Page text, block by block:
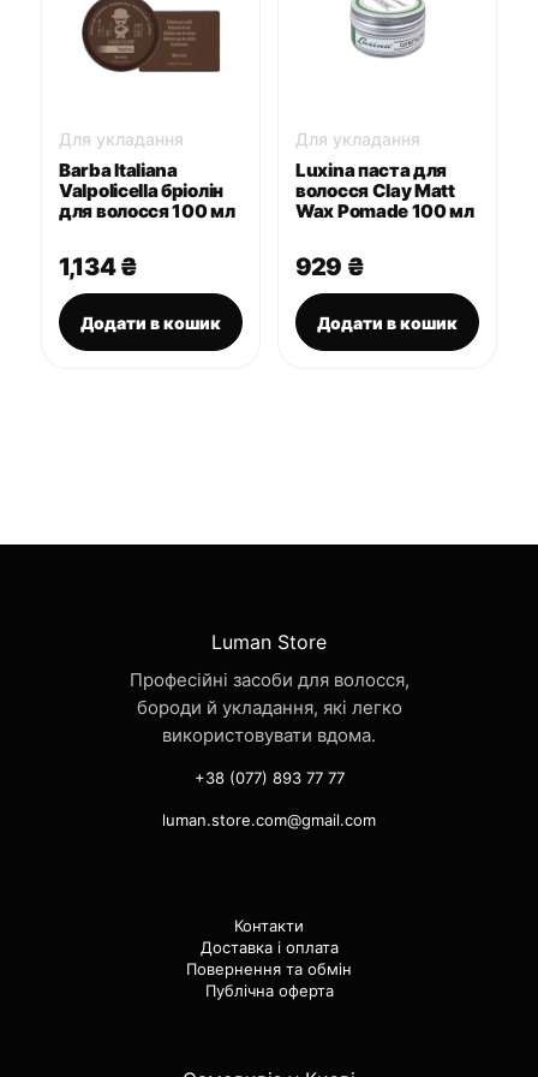
Для укладання
Barba Italiana
Valpolicella бріолін
для волосся 100 мл
1,134₴
Додати в кошик
Для укладання
Luxina паста для
волосся Clay Matt
Wax Pomade 100 мл
929 ₴
Додати в кошик
Luman Store
Професійні засоби для волосся,
бороди й укладання, які легко
використовувати вдома.
+38 (077) 893 77 77
luman.store.com@gmail.com
Контакти
Доставка і оплата
Повернення та обмін
Публічна оферта